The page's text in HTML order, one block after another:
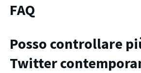
FAQ
Posso controllare
Twitter